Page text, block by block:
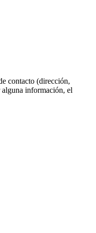
contacto (dirección,
alguna información, el